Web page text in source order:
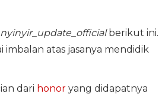
berikut ini.
imbalan atas jasanya mendidik
dari honoryang didapatnya